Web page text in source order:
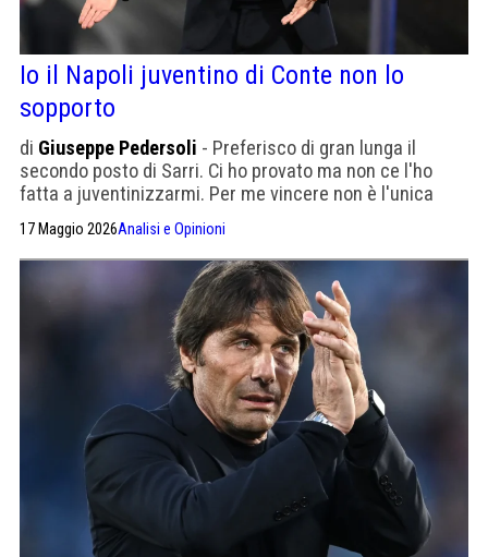
Io il Napoli juventino di Conte non lo
sopporto
di Giuseppe Pedersoli - Preferisco di gran lunga il
secondo posto di Sarri. Ci ho provato ma non ce l'ho
fatta a juventinizzarmi. Per me vincere non è l'unica
perdenti
17 Maggio 2026Analisi e Opinioni